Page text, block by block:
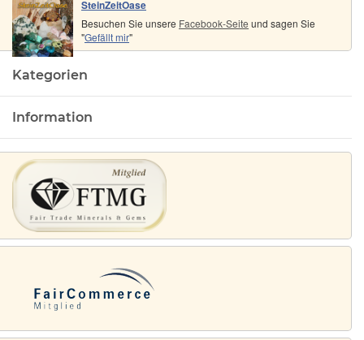
SteinZeitOase
Besuchen Sie unsere Facebook-Seite und sagen Sie
"Gefällt mir"
Kategorien
Information